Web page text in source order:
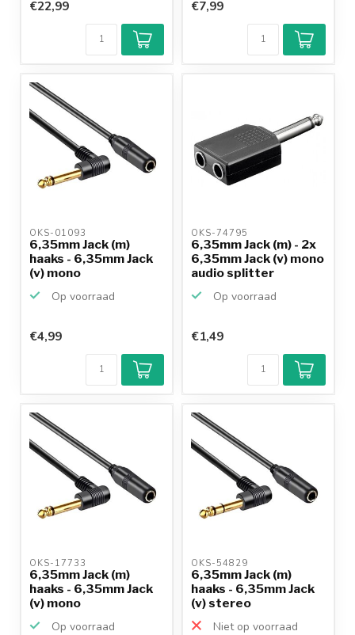
€22,99 €7,99
OKS-01093
6,35mm Jack (m)
haaks - 6,35mm Jack
(v) mono
Op voorraad
€4,99
OKS-74795
6,35mm Jack (m) - 2x
6,35mm Jack (v) mono
audio splitter
Op voorraad
€1,49
OKS-17733
6,35mm Jack (m)
haaks - 6,35mm Jack
(v) mono
Op voorraad
OKS-54829
6,35mm Jack (m)
haaks - 6,35mm Jack
(v) stereo
Niet op voorraad